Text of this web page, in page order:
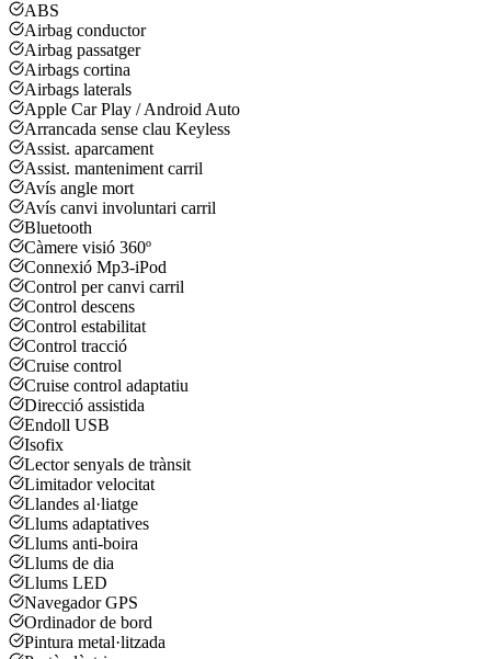
ABS
Airbag conductor
Airbag passatger
Airbags cortina
Airbags laterals
Apple Car Play / Android Auto
Arrancada sense clau Keyless
Assist. aparcament
Assist. manteniment carril
Avís angle mort
Avís canvi involuntari carril
Bluetooth
Càmere visió 360º
Connexió Mp3-iPod
Control per canvi carril
Control descens
Control estabilitat
Control tracció
Cruise control
Cruise control adaptatiu
Direcció assistida
Endoll USB
Isofix
Lector senyals de trànsit
Limitador velocitat
Llandes al·liatge
Llums adaptatives
Llums anti-boira
Llums de dia
Llums LED
Navegador GPS
Ordinador de bord
Pintura metal·litzada